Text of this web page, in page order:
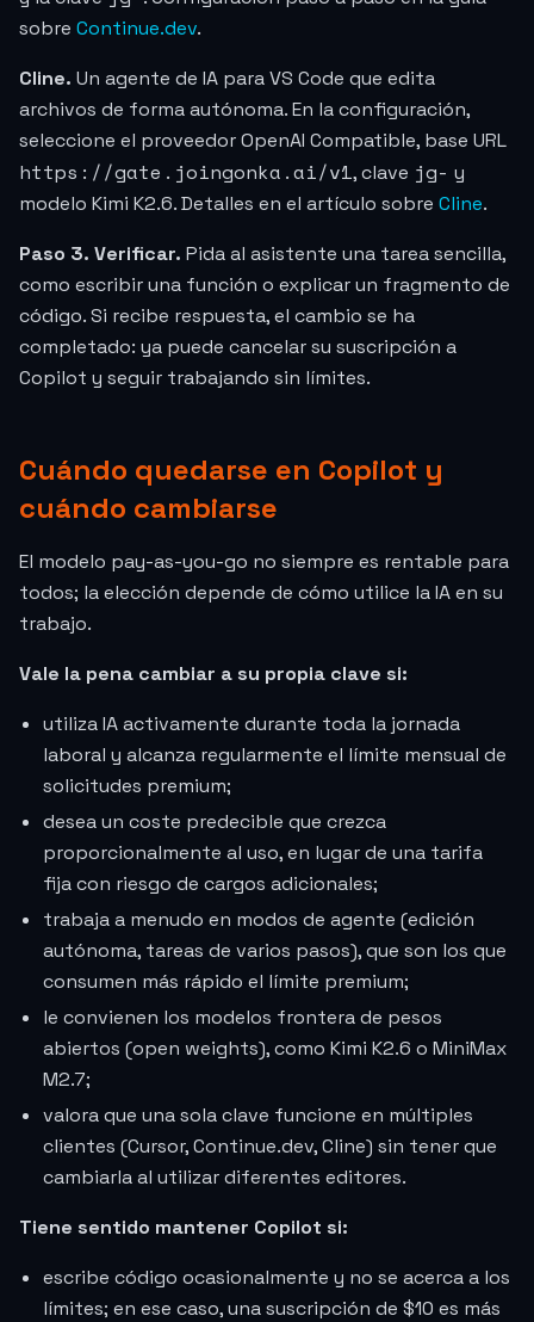
sobre Continue.dev.
Cline. Un agente de IA para VS Code que edita
archivos de forma autónoma. En la configuración,
seleccione el proveedor OpenAI Compatible, base URL
https://gate.joingonka.ai/v1, clave jg- y
modelo Kimi K2.6. Detalles en el artículo sobre Cline.
Paso 3. Verificar. Pida al asistente una tarea sencilla,
como escribir una función o explicar un fragmento de
código. Si recibe respuesta, el cambio se ha
completado: ya puede cancelar su suscripción a
Copilot y seguir trabajando sin límites.
Cuándo quedarse en Copilot y
cuándo cambiarse
El modelo pay-as-you-go no siempre es rentable para
todos; la elección depende de cómo utilice la IA en su
trabajo.
Vale la pena cambiar a su propia clave si:
utiliza IA activamente durante toda la jornada
laboral y alcanza regularmente el límite mensual de
solicitudes premium;
desea un coste predecible que crezca
proporcionalmente al uso, en lugar de una tarifa
fija con riesgo de cargos adicionales;
trabaja a menudo en modos de agente (edición
autónoma, tareas de varios pasos), que son los que
consumen más rápido el límite premium;
le convienen los modelos frontera de pesos
abiertos (open weights), como Kimi K2.6 o MiniMax
M2.7;
valora que una sola clave funcione en múltiples
clientes (Cursor, Continue.dev, Cline) sin tener que
cambiarla al utilizar diferentes editores.
Tiene sentido mantener Copilot si:
escribe código ocasionalmente y no se acerca a los
límites; en ese caso, una suscripción de $10 es más